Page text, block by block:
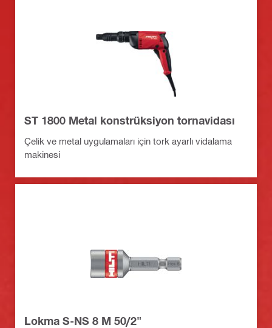
ST 1800 Metal konstrüksiyon tornavidası
Çelik ve metal uygulamaları için tork ayarlı vidalama
makinesi
Lokma S-NS 8 M 50/2"